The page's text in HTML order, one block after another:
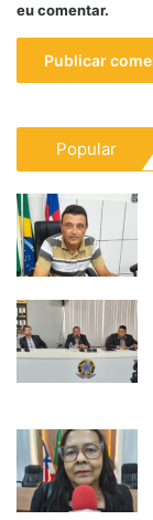
eu comentar.
Popular